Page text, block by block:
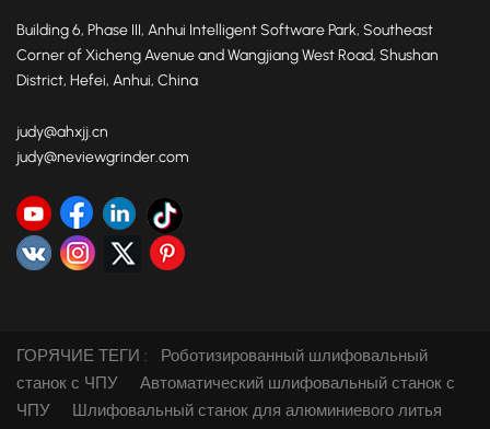
Building 6, Phase III, Anhui Intelligent Software Park, Southeast
Corner of Xicheng Avenue and Wangjiang West Road, Shushan
District, Hefei, Anhui, China
judy@ahxjj.cn
judy@neviewgrinder.com
ГОРЯЧИЕ ТЕГИ :
Роботизированный шлифовальный
станок с ЧПУ
Автоматический шлифовальный станок с
ЧПУ
Шлифовальный станок для алюминиевого литья